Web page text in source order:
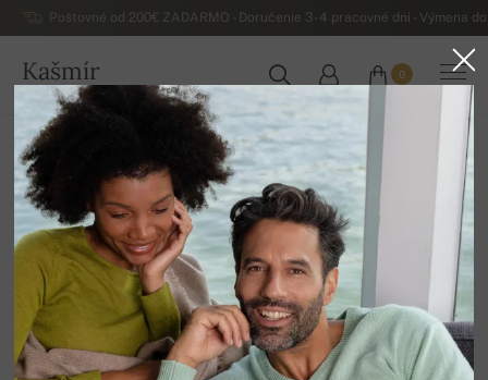
Poštovné od 200€ ZADARMO - Doručenie 3-4 pracovné dni - Výmena
Kašmír
SLOVENSKO
0
Domov
Luxusné pánske kašmírové svetre
Pánske kašmírové roláky